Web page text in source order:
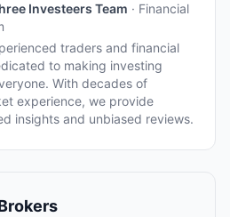
Investeers Team · Financial
traders and financial
to making investing
With decades of
experience, we provide
insights and unbiased reviews.